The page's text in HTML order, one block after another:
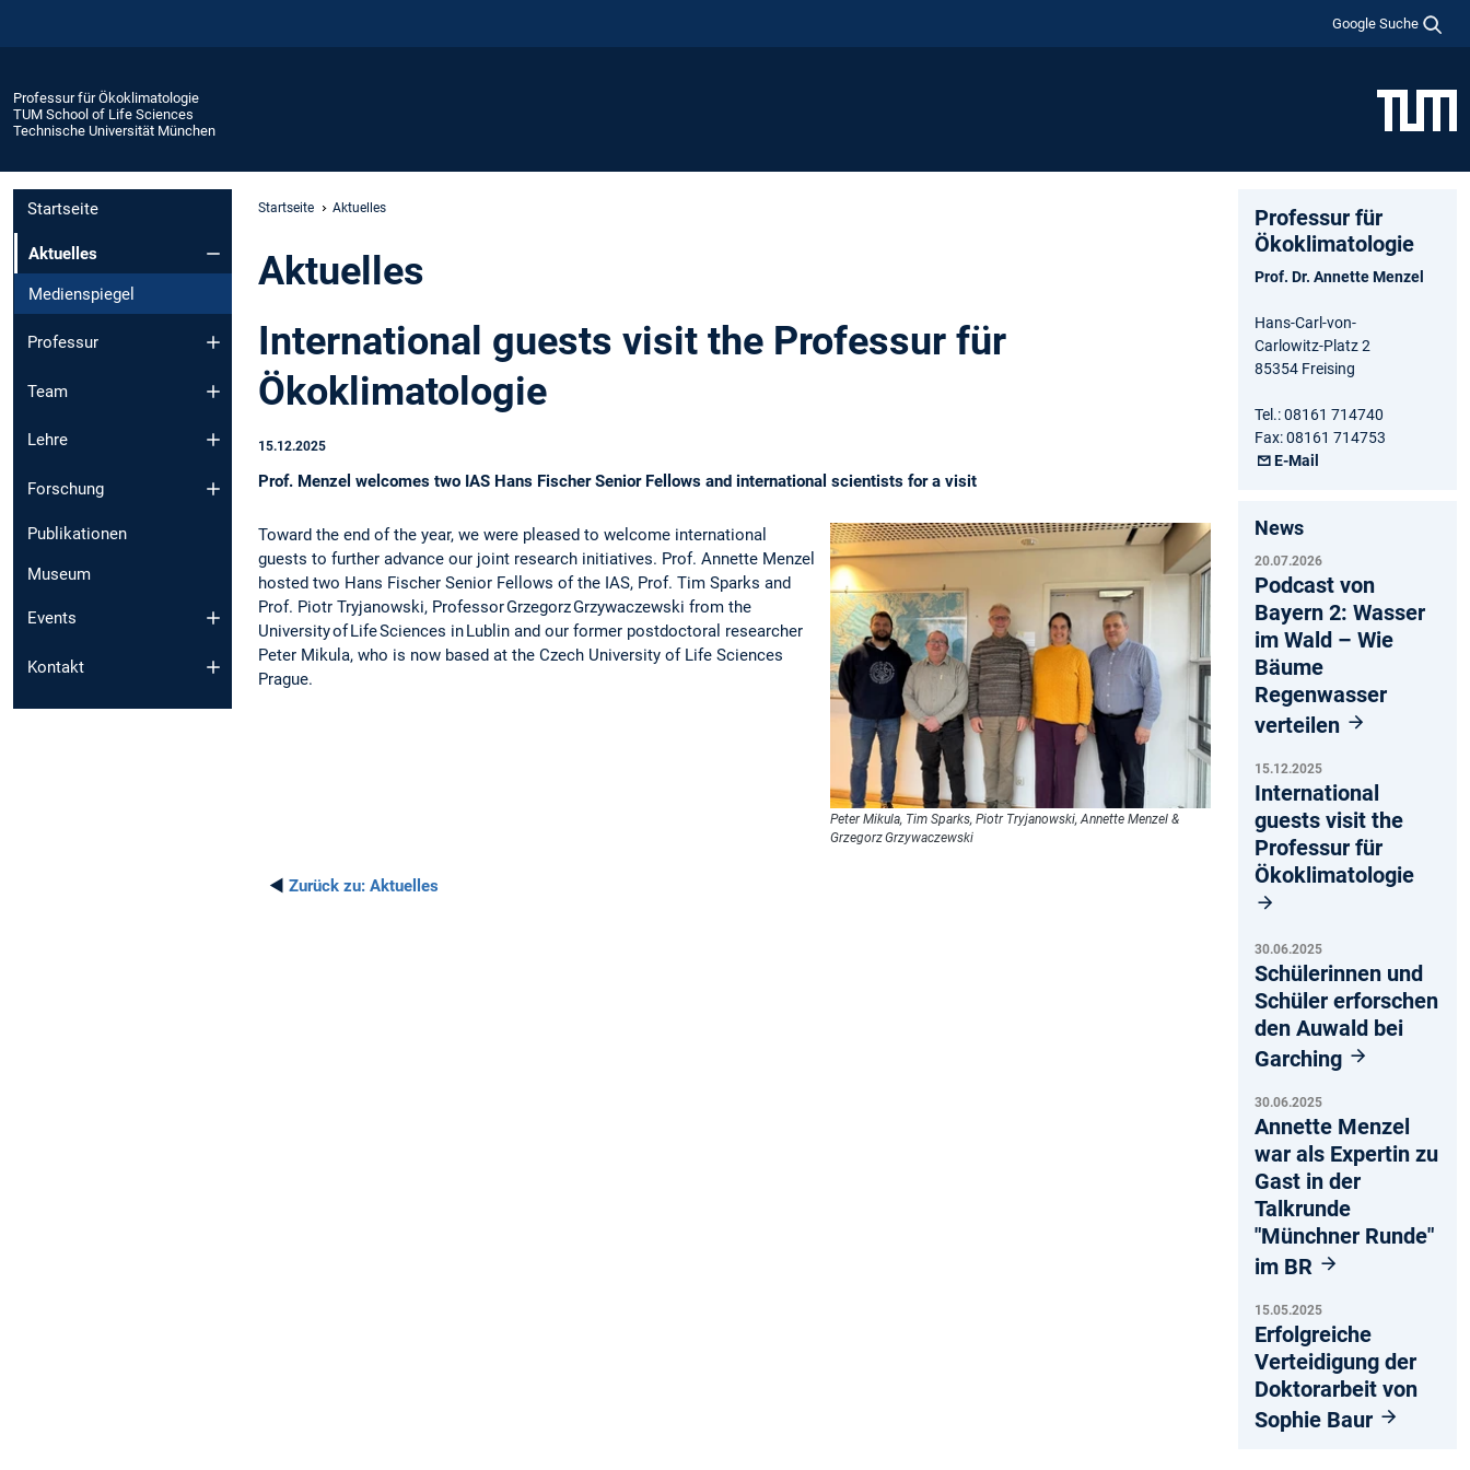
Google Suche
Professur für Ökoklimatologie
TUM School of Life Sciences
Technische Universität München
Startseite
Aktuelles
Medienspiegel
Professur
Team
Lehre
Forschung
Publikationen
Museum
Events
Kontakt
Startseite Aktuelles
Aktuelles
International guests visit the Professur für
Ökoklimatologie
15.12.2025
Prof. Menzel welcomes two IAS Hans Fischer Senior Fellows and international scientists for a visit
Peter Mikula, Tim Sparks, Piotr Tryjanowski, Annette Menzel &
Grzegorz Grzywaczewski
Toward the end of the year, we were pleased to welcome international
guests to further advance our joint research initiatives. Prof. Annette Menzel
hosted two Hans Fischer Senior Fellows of the IAS, Prof. Tim Sparks and
Prof. Piotr Tryjanowski, Professor Grzegorz Grzywaczewski from the
University of Life Sciences in Lublin and our former postdoctoral researcher
Peter Mikula, who is now based at the Czech University of Life Sciences
Prague.
◄ Zurück zu: Aktuelles
Professur für
Ökoklimatologie
Prof. Dr. Annette Menzel
Hans-Carl-von-
Carlowitz-Platz 2
85354 Freising
Tel.: 08161 714740
Fax: 08161 714753
E-Mail
News
20.07.2026
Podcast von
Bayern 2: Wasser
im Wald – Wie
Bäume
Regenwasser
verteilen
15.12.2025
International
guests visit the
Professur für
Ökoklimatologie
30.06.2025
Schülerinnen und
Schüler erforschen
den Auwald bei
Garching
30.06.2025
Annette Menzel
war als Expertin zu
Gast in der
Talkrunde
"Münchner Runde"
im BR
15.05.2025
Erfolgreiche
Verteidigung der
Doktorarbeit von
Sophie Baur